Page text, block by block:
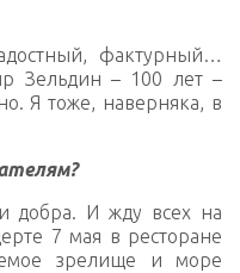
фактурный…
Зельдин – 100 лет –
Я тоже, наверняка, в
добра. И жду всех на
7 мая в ресторане
зрелище и море